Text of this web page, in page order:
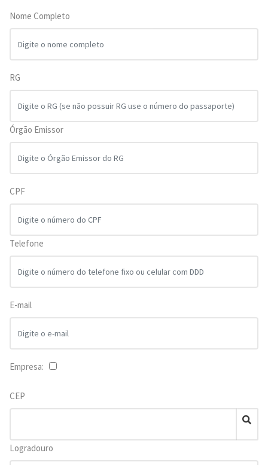
Nome Completo
RG
Órgão Emissor
CPF
Telefone
E-mail
Empresa:
CEP
Logradouro